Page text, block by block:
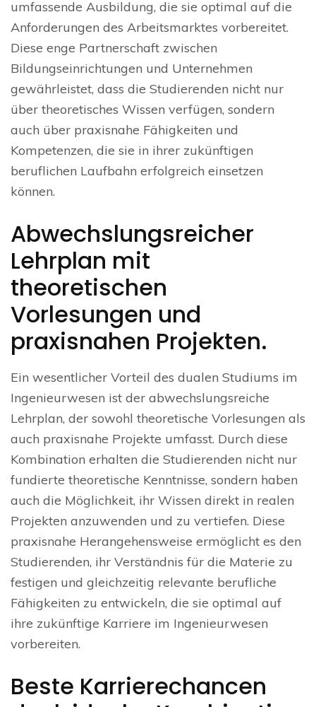
umfassende Ausbildung, die sie optimal auf die
Anforderungen des Arbeitsmarktes vorbereitet.
Diese enge Partnerschaft zwischen
Bildungseinrichtungen und Unternehmen
gewährleistet, dass die Studierenden nicht nur
über theoretisches Wissen verfügen, sondern
auch über praxisnahe Fähigkeiten und
Kompetenzen, die sie in ihrer zukünftigen
beruflichen Laufbahn erfolgreich einsetzen
können.
Abwechslungsreicher
Lehrplan mit
theoretischen
Vorlesungen und
praxisnahen Projekten.
Ein wesentlicher Vorteil des dualen Studiums im
Ingenieurwesen ist der abwechslungsreiche
Lehrplan, der sowohl theoretische Vorlesungen als
auch praxisnahe Projekte umfasst. Durch diese
Kombination erhalten die Studierenden nicht nur
fundierte theoretische Kenntnisse, sondern haben
auch die Möglichkeit, ihr Wissen direkt in realen
Projekten anzuwenden und zu vertiefen. Diese
praxisnahe Herangehensweise ermöglicht es den
Studierenden, ihr Verständnis für die Materie zu
festigen und gleichzeitig relevante berufliche
Fähigkeiten zu entwickeln, die sie optimal auf
ihre zukünftige Karriere im Ingenieurwesen
vorbereiten.
Beste Karrierechancen